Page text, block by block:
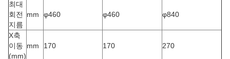
최대
회전
지름
mm φ460 φ460 φ840
X축
이동
(mm)
mm 170 170 270